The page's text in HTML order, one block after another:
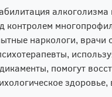
контролем
наркологи, врачи
помогут